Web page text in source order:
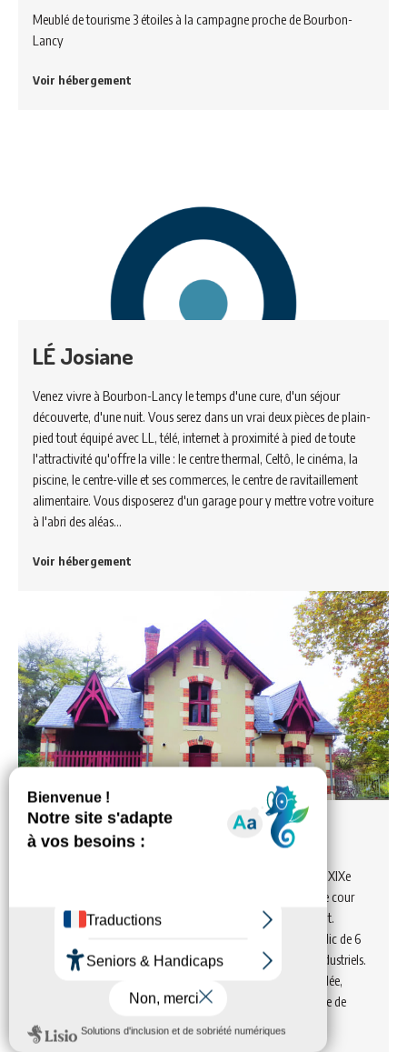
Meublé de tourisme 3 étoiles à la campagne proche de Bourbon-
Lancy
Voir hébergement
LÉ Josiane
Venez vivre à Bourbon-Lancy le temps d'une cure, d'un séjour
découverte, d'une nuit. Vous serez dans un vrai deux pièces de plain-
pied tout équipé avec LL, télé, internet à proximité à pied de toute
l'attractivité qu'offre la ville : le centre thermal, Celtô, le cinéma, la
piscine, le centre-ville et ses commerces, le centre de ravitaillement
alimentaire. Vous disposerez d'un garage pour y mettre votre voiture
à l'abri des aléas…
Voir hébergement
Le Pigeonnier
Aménagé dans la dépendance d’un authentique château du XIXe
siècle, ce gîte rural de caractère, lové à l’intérieur d’une petite cour
intimiste, bénéficie d’un environnement calme et ressourçant.
Idéalement située, la propriété s’ouvre sur un vaste parc public de 6
hectares, ancien domaine de la famille Puzenat, célèbres industriels.
Le parc abrite de majestueux arbres centenaires (arbre de Judée,
magnolia, séquoia géant, ginkgo biloba, cèdre…) et accueille de
paisibles daims.…